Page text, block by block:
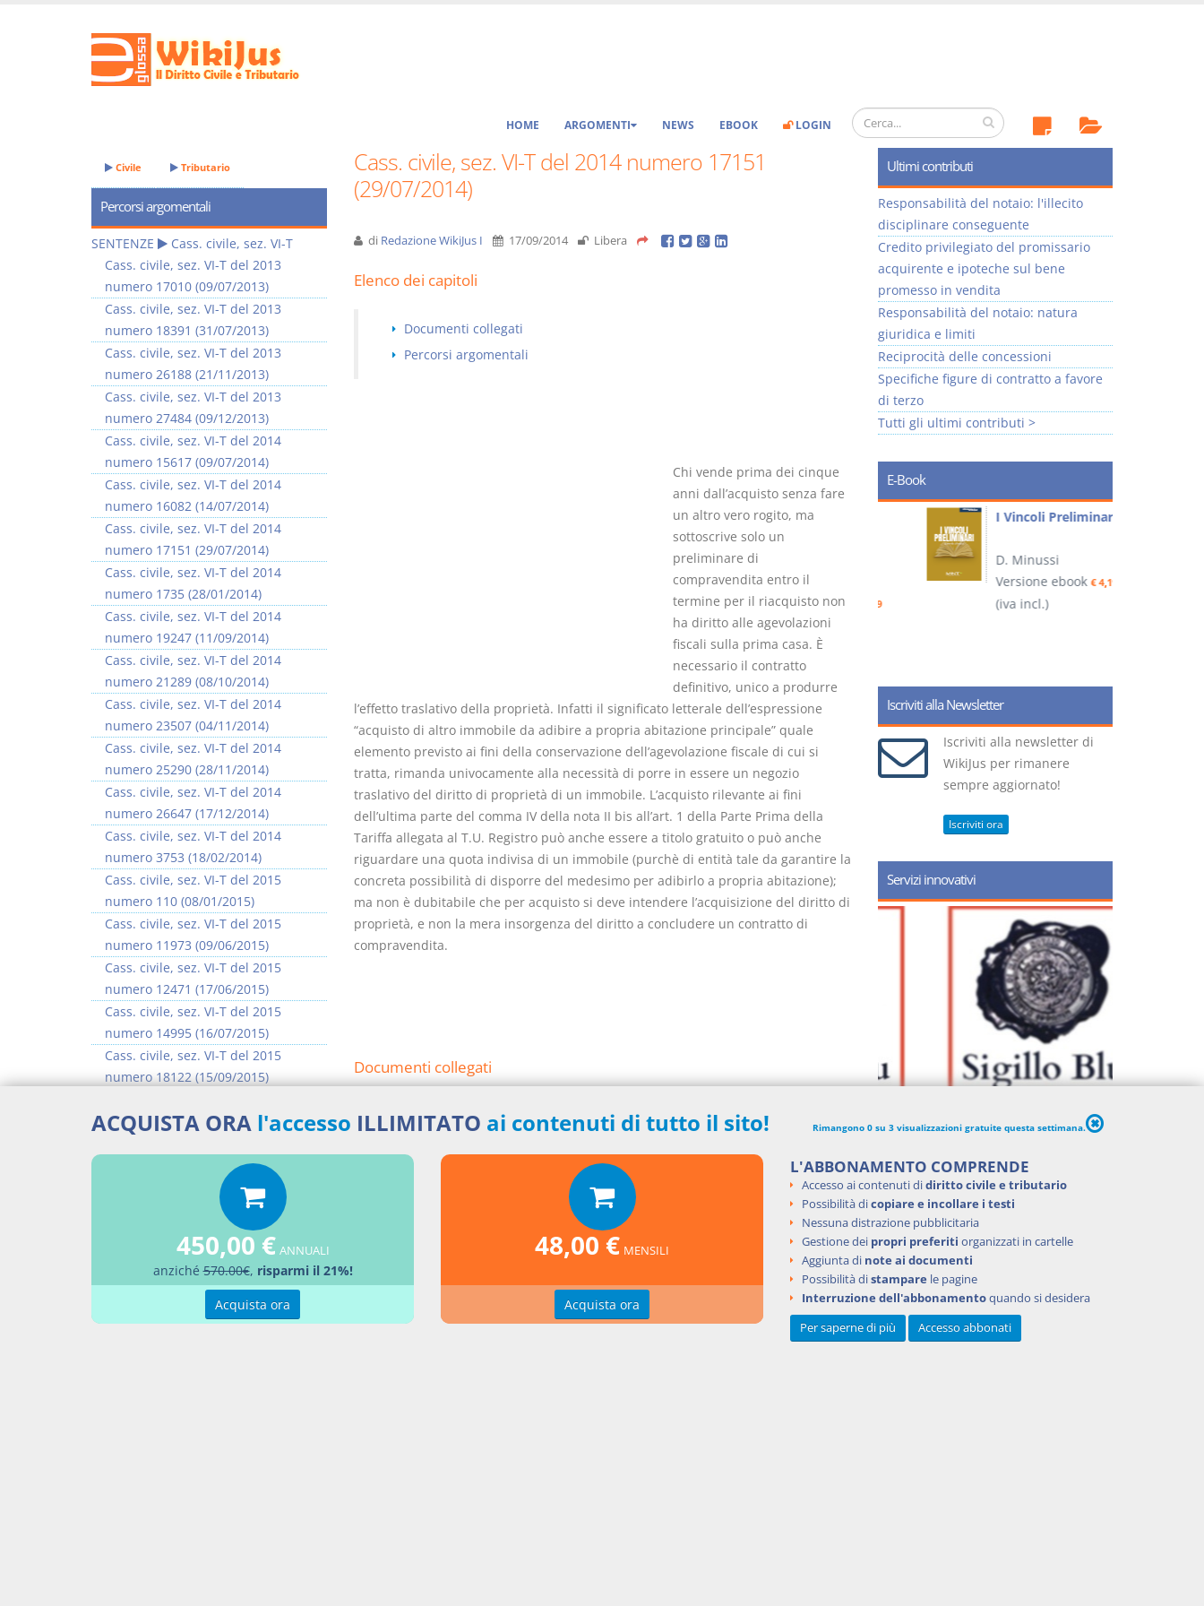
HOME ARGOMENTI NEWS EBOOK LOGIN
Cass. civile, sez. VI-T del 2014 numero 17151
(29/07/2014)
di Redazione WikiJus I 17/09/2014 Libera
Elenco dei capitoli
Documenti collegati
Percorsi argomentali
Chi vende prima dei cinque
anni dall’acquisto senza fare
un altro vero rogito, ma
sottoscrive solo un
preliminare di
compravendita entro il
termine per il riacquisto non
ha diritto alle agevolazioni
fiscali sulla prima casa. È
necessario il contratto
definitivo, unico a produrre
l’effetto traslativo della proprietà. Infatti il significato letterale dell’espressione
“acquisto di altro immobile da adibire a propria abitazione principale” quale
elemento previsto ai fini della conservazione dell’agevolazione fiscale di cui si
tratta, rimanda univocamente alla necessità di porre in essere un negozio
traslativo del diritto di proprietà di un immobile. L’acquisto rilevante ai fini
dell’ultima parte del comma IV della nota II bis all’art. 1 della Parte Prima della
Tariffa allegata al T.U. Registro può anche essere a titolo gratuito o può anche
riguardare una quota indivisa di un immobile (purchè di entità tale da garantire la
concreta possibilità di disporre del medesimo per adibirlo a propria abitazione);
ma non è dubitabile che per acquisto si deve intendere l’acquisizione del diritto di
proprietà, e non la mera insorgenza del diritto a concludere un contratto di
compravendita.
Documenti collegati
Cass. civile, sez. VI-T
Civile Tributario
Percorsi argomentali
SENTENZE
Cass. civile, sez. VI-T
Cass. civile, sez. VI-T del 2013
numero 17010 (09/07/2013)
Cass. civile, sez. VI-T del 2013
numero 18391 (31/07/2013)
Cass. civile, sez. VI-T del 2013
numero 26188 (21/11/2013)
Cass. civile, sez. VI-T del 2013
numero 27484 (09/12/2013)
Cass. civile, sez. VI-T del 2014
numero 15617 (09/07/2014)
Cass. civile, sez. VI-T del 2014
numero 16082 (14/07/2014)
Cass. civile, sez. VI-T del 2014
numero 17151 (29/07/2014)
Cass. civile, sez. VI-T del 2014
numero 1735 (28/01/2014)
Cass. civile, sez. VI-T del 2014
numero 19247 (11/09/2014)
Cass. civile, sez. VI-T del 2014
numero 21289 (08/10/2014)
Cass. civile, sez. VI-T del 2014
numero 23507 (04/11/2014)
Cass. civile, sez. VI-T del 2014
numero 25290 (28/11/2014)
Cass. civile, sez. VI-T del 2014
numero 26647 (17/12/2014)
Cass. civile, sez. VI-T del 2014
numero 3753 (18/02/2014)
Cass. civile, sez. VI-T del 2015
numero 110 (08/01/2015)
Cass. civile, sez. VI-T del 2015
numero 11973 (09/06/2015)
Cass. civile, sez. VI-T del 2015
numero 12471 (17/06/2015)
Cass. civile, sez. VI-T del 2015
numero 14995 (16/07/2015)
Cass. civile, sez. VI-T del 2015
numero 18122 (15/09/2015)
numero 23328 (13/11/2015)
Ultimi contributi
Responsabilità del notaio: l'illecito
disciplinare conseguente
Credito privilegiato del promissario
acquirente e ipoteche sul bene
promesso in vendita
Responsabilità del notaio: natura
giuridica e limiti
Reciprocità delle concessioni
Specifiche figure di contratto a favore
di terzo
Tutti gli ultimi contributi >
E-Book
relazione giuridica
Versione ebook
I Singoli Contratti
D. Minussi
Versione ebook
(iva incl.)
Le Società di
Persone
D. Minussi
Versione ebook € 5,99
(iva incl.)
I Vincoli Preliminari
D. Minussi
Versione ebook€ 4,19
(iva incl.)
Iscriviti alla Newsletter
Iscriviti alla newsletter di
WikiJus per rimanere
sempre aggiornato!
Iscriviti ora
Servizi innovativi
ACQUISTA ORA l'accesso ILLIMITATO ai contenuti di tutto il sito! Rimangono 0 su 3 visualizzazioni gratuite questa settimana.
450,00 € ANNUALI
anziché570.00€, risparmi il 21%!
Acquista ora
48,00 € MENSILI
Acquista ora
L'ABBONAMENTO COMPRENDE
Accesso ai contenuti didiritto civile e tributario
Possibilità dicopiare e incollare i testi
Nessuna distrazione pubblicitaria
Gestione dei propri preferiti organizzati in cartelle
Aggiunta di note ai documenti
Possibilità distampare le pagine
Interruzione dell'abbonamentoquando si desidera
Per saperne di più
Accesso abbonati